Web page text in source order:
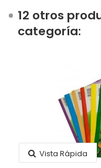
12 otros
categoría:
Vista Rápida